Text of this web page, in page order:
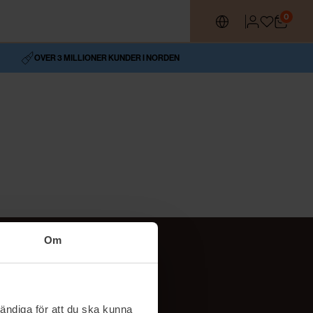
Om
för att du ska kunna
0
OVER 3 MILLIONER KUNDER I NORDEN
Social